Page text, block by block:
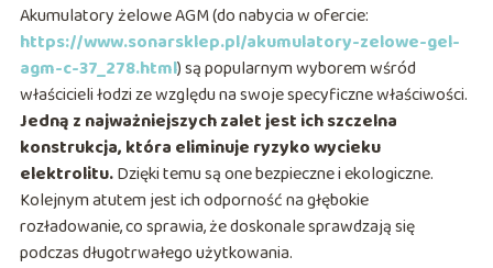
Akumulatory żelowe AGM (do nabycia w ofercie:
https://www.sonarsklep.pl/akumulatory-zelowe-gel-
agm-c-37_278.html) są popularnym wyborem wśród
właścicieli łodzi ze względu na swoje specyficzne właściwości.
Jedną z najważniejszych zalet jest ich szczelna
konstrukcja, która eliminuje ryzyko wycieku
elektrolitu.Dzięki temu są one bezpieczne i ekologiczne.
Kolejnym atutem jest ich odporność na głębokie
rozładowanie, co sprawia, że doskonale sprawdzają się
podczas długotrwałego użytkowania.